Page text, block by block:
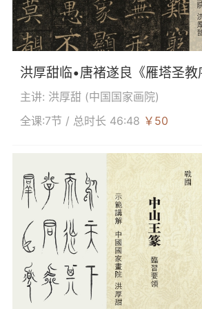
洪厚甜临•唐褚遂良《雁塔圣教
主讲: 洪厚甜 (中国国家画院)
全课:7节 / 总时长 46:48 ￥50